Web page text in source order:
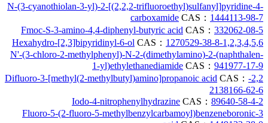
N-(3-cyanothiolan-3-yl)-2-[(2,2,2-trifluoroethyl)sulfanyl]pyridine-4-
carboxamide CAS： 1444113-98-7
Fmoc-S-3-amino-4,4-diphenyl-butyric acid CAS： 332062-08-5
1,2,3,4,5,6-Hexahydro-[2,3]bipyridinyl-6-ol
CAS： 1270529-38-8
N'-(3-chloro-2-methylphenyl)-N-2-(dimethylamino)-2-(naphthalen-
1-yl)ethylethanediamide CAS： 941977-17-9
2,2-Difluoro-3-[methyl(2-methylbutyl)amino]propanoic acid
CAS：
2138166-62-6
2-Iodo-4-nitrophenylhydrazine
CAS： 89640-58-4
3-Fluoro-5-(2-fluoro-5-methylbenzylcarbamoyl)benzeneboronic